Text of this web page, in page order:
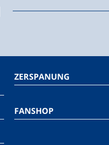
ZERSPANUNG
FANSHOP